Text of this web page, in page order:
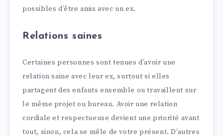
possibles d’être amis avec un ex.
Relations saines
Certaines personnes sont tenues d’avoir une
relation saine avec leur ex, surtout si elles
partagent des enfants ensemble ou travaillent sur
le même projet ou bureau. Avoir une relation
cordiale et respectueuse devient une priorité avant
tout, sinon, cela se mêle de votre présent. D’autres